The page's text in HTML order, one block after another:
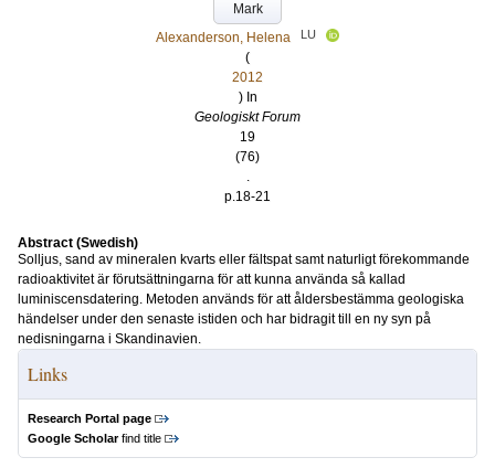
Mark
Alexanderson, Helena
LU
(
2012
) In
Geologiskt Forum
19
(76)
.
p.18-21
Abstract (Swedish)
Solljus, sand av mineralen kvarts eller fältspat samt naturligt förekommande
radioaktivitet är förutsättningarna för att kunna använda så kallad
luminiscensdatering. Metoden används för att åldersbestämma geologiska
händelser under den senaste istiden och har bidragit till en ny syn på
nedisningarna i Skandinavien.
Links
Research Portal page
Google Scholarfind title